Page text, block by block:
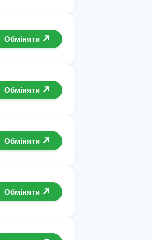
Обміняти
Обміняти
Обміняти
Обміняти